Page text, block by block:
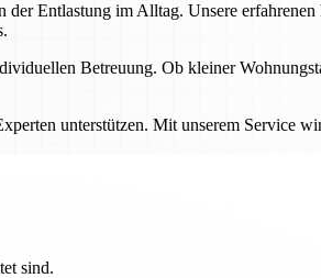
Entlastung im Alltag. Unsere
Betreuung. Ob kleiner
unterstützen. Mit unserem Service
sind.